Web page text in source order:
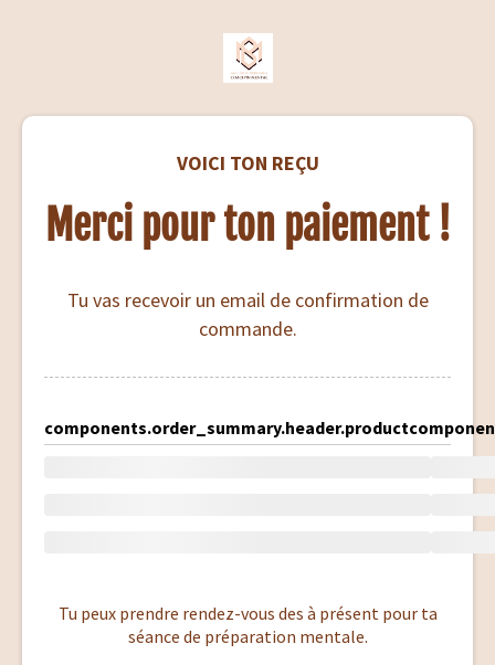
VOICI TON REÇU
Merci pour ton paiement !
Tu vas recevoir un email de confirmation de
commande.
components.order_summary.header.product
Tu peux prendre rendez-vous des à présent pour ta
séance de préparation mentale.